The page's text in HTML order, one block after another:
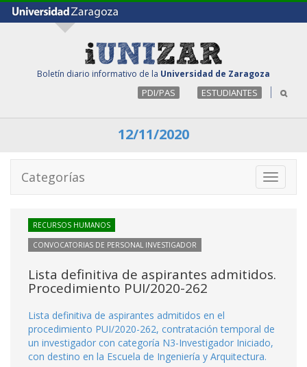
Boletín diario informativo de la Universidad de Zaragoza
PDI/PAS ESTUDIANTES
12/11/2020
Toggle
Categorías
RECURSOS HUMANOS
CONVOCATORIAS DE PERSONAL INVESTIGADOR
Lista definitiva de aspirantes admitidos.
Procedimiento PUI/2020-262
Lista definitiva de aspirantes admitidos en el
procedimiento PUI/2020-262, contratación temporal de
un investigador con categoría N3-Investigador Iniciado,
con destino en la Escuela de Ingeniería y Arquitectura.